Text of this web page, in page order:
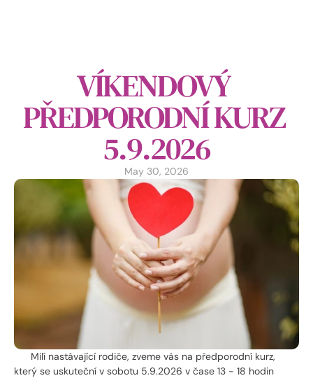
VÍKENDOVÝ
PŘEDPORODNÍ KURZ
5.9.2026
May 30, 2026
který se uskuteční v sobotu 5.9.2026 v čase 13 - 18 hodin